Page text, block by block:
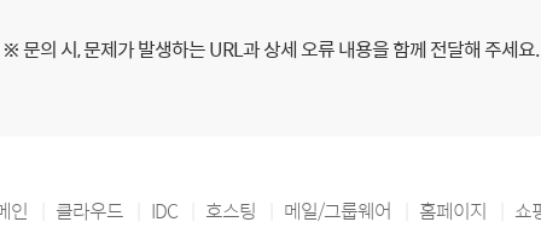
※ 문의 시, 문제가 발생하는 URL과 상세 오류 내용을 함께 전달해 주세요.
인 클라우드 IDC 호스팅 메일/그룹웨어 홈페이지 쇼